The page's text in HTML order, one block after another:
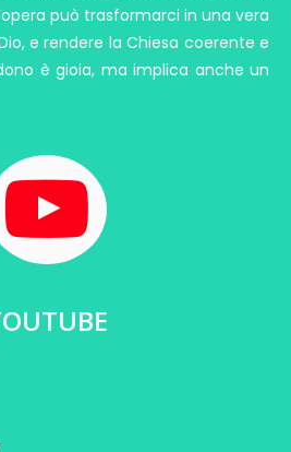
può trasformarci in una vera
e rendere la Chiesa coerente e
è gioia, ma implica anche un